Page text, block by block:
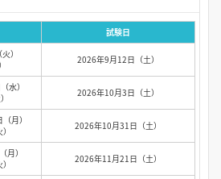
試験日
）
2026年9月12日（土）
水）
2026年10月3日（土）
月）
2026年10月31日（土）
月）
2026年11月21日（土）